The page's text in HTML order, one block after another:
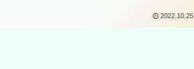
2022.10.25